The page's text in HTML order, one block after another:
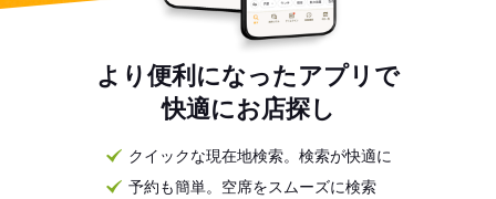
より便利になったアプリで
快適にお店探し
クイックな現在地検索。検索が快適に
予約も簡単。空席をスムーズに検索